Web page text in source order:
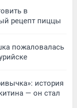
в
рецепт пиццы
пожаловалась
история
— он стал